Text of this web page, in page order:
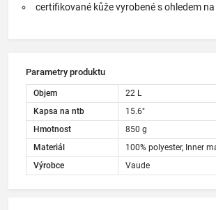
certifikované kůže vyrobené s ohledem
Parametry produktu
Objem
22 L
Kapsa na ntb
15.6"
Hmotnost
850 g
Materiál
Výrobce
Vaude